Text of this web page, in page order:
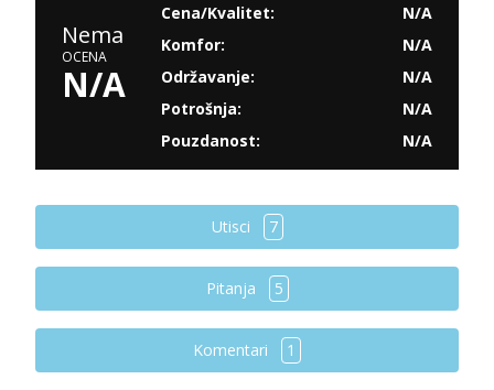
Nema
OCENA
N/A
Cena/Kvalitet:
N/A
Komfor:
N/A
Održavanje:
N/A
Potrošnja:
N/A
Pouzdanost:
N/A
Utisci 7
Pitanja 5
Komentari 1